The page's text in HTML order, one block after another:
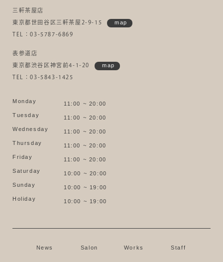
三軒茶屋店
東京都世田谷区三軒茶屋2-9-15 map
TEL：03-5787-6869
表参道店
東京都渋谷区神宮前4-1-20 map
TEL：03-5843-1425
Monday
11:00 ~ 20:00
Tuesday
11:00 ~ 20:00
Wednesday
11:00 ~ 20:00
Thursday
11:00 ~ 20:00
Friday
11:00 ~ 20:00
Saturday
10:00 ~ 20:00
Sunday
10:00 ~ 19:00
Holiday
10:00 ~ 19:00
News Salon Works Staff